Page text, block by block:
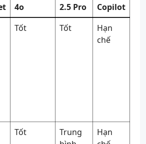
4o
2.5 Pro
Copilot
Tốt Tốt
Hạn
chế
Tốt
Trung
Hạn